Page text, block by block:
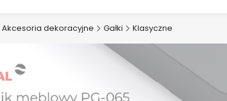
Akcesoria dekoracyjne Gałki Klasyczne